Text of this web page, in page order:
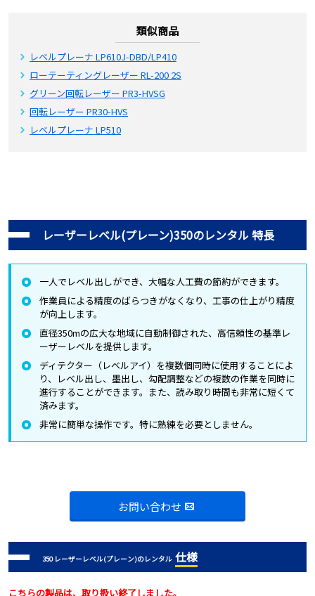
類似商品
レベルプレーナ LP610J-DBD/LP410
ローテーティングレーザー RL-200 2S
グリーン回転レーザー PR3-HVSG
回転レーザー PR30-HVS
レベルプレーナ LP510
レーザーレベル(プレーン)350のレンタル 特長
一人でレベル出しができ、大幅な人工費の節約ができます。
作業員による精度のばらつきがなくなり、工事の仕上がり精度
が向上します。
直径350mの広大な地域に自動制御された、高信頼性の基準レ
ーザーレベルを提供します。
ディテクター（レベルアイ）を複数個同時に使用することによ
り、レベル出し、墨出し、勾配調整などの複数の作業を同時に
進行することができます。また、読み取り時間も非常に短くて
済みます。
非常に簡単な操作です。特に熟練を必要としません。
お問い合わせ
350 レーザーレベル(プレーン)のレンタル 仕様
こちらの製品は、取り扱い終了しました。